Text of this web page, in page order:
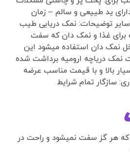
ید طییعی و سالم – زمان
سایر توضیحات: نمک دریایی طیب
برای غذا و نمک دان که سفت
نمک دان استفاده میشود این
نمک دریاچه ارومیه برداشت شده
بالا و با قیمت مناسب عرضه
سازگار تمام شرایط
هر گز سفت نمیشود و راحت در